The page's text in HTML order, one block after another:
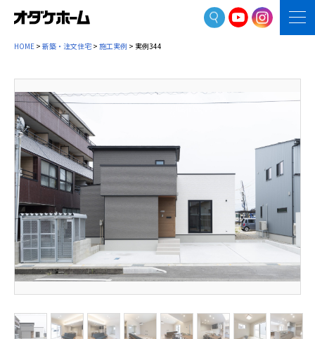
HOME > 新築・注文住宅 > 施工実例 > 実例344